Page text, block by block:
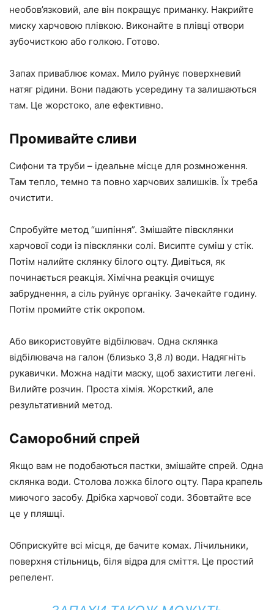
необов’язковий, але він покращує приманку. Накрийте
миску харчовою плівкою. Виконайте в плівці отвори
зубочисткою або голкою. Готово.
Запах приваблює комах. Мило руйнує поверхневий
натяг рідини. Вони падають усередину та залишаються
там. Це жорстоко, але ефективно.
Промивайте сливи
Сифони та труби – ідеальне місце для розмноження.
Там тепло, темно та повно харчових залишків. Їх треба
очистити.
Спробуйте метод “шипіння”. Змішайте півсклянки
харчової соди із півсклянки солі. Висипте суміш у стік.
Потім налийте склянку білого оцту. Дивіться, як
починається реакція. Хімічна реакція очищує
забруднення, а сіль руйнує органіку. Зачекайте годину.
Потім промийте стік окропом.
Або використовуйте відбілювач. Одна склянка
відбілювача на галон (близько 3,8 л) води. Надягніть
рукавички. Можна надіти маску, щоб захистити легені.
Вилийте розчин. Проста хімія. Жорсткий, але
результативний метод.
Саморобний спрей
Якщо вам не подобаються пастки, змішайте спрей. Одна
склянка води. Столова ложка білого оцту. Пара крапель
миючого засобу. Дрібка харчової соди. Збовтайте все
це у пляшці.
Обприскуйте всі місця, де бачите комах. Лічильники,
поверхня стільниць, біля відра для сміття. Це простий
репелент.